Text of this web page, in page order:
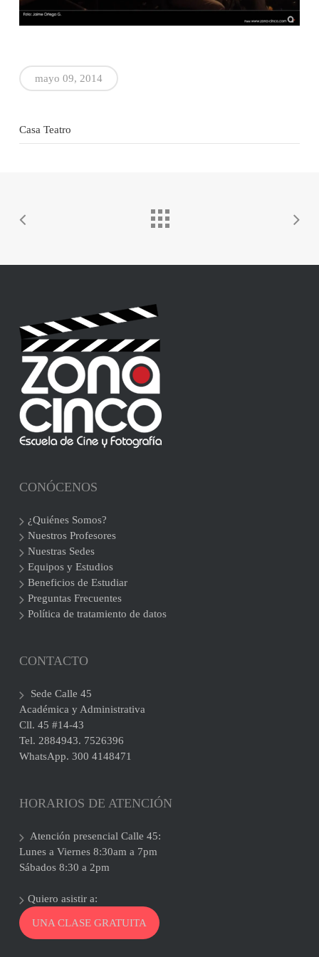
mayo 09, 2014
Casa Teatro
CONÓCENOS
¿Quiénes Somos?
Nuestros Profesores
Nuestras Sedes
Equipos y Estudios
Beneficios de Estudiar
Preguntas Frecuentes
Política de tratamiento de datos
CONTACTO
Sede Calle 45
Académica y Administrativa
Cll. 45 #14-43
Tel. 2884943. 7526396
WhatsApp. 300 4148471
HORARIOS DE ATENCIÓN
Atención presencial Calle 45:
Lunes a Viernes 8:30am a 7pm
Sábados 8:30 a 2pm
Quiero asistir a:
UNA CLASE GRATUITA